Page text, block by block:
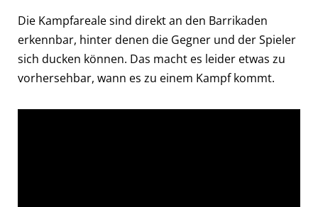
Die Kampfareale sind direkt an den Barrikaden
erkennbar, hinter denen die Gegner und der Spieler
sich ducken können. Das macht es leider etwas zu
vorhersehbar, wann es zu einem Kampf kommt.